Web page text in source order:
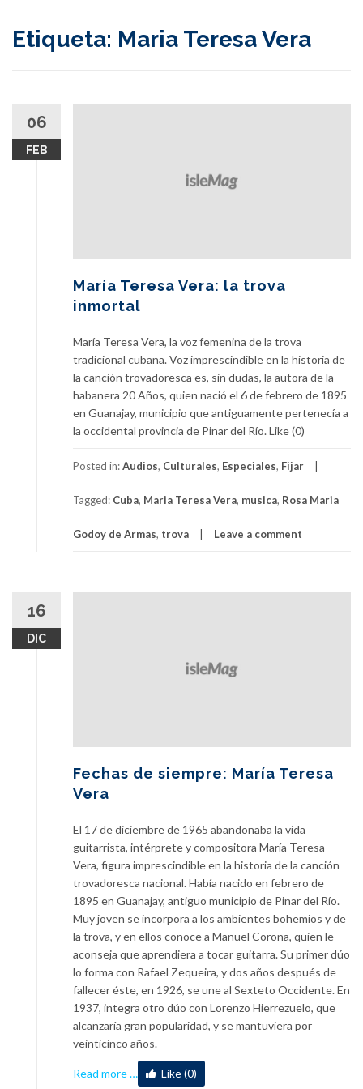
Etiqueta: Maria Teresa Vera
06
FEB
María Teresa Vera: la trova
inmortal
María Teresa Vera, la voz femenina de la trova
tradicional cubana. Voz imprescindible en la historia de
la canción trovadoresca es, sin dudas, la autora de la
habanera 20 Años, quien nació el 6 de febrero de 1895
en Guanajay, municipio que antiguamente pertenecía a
la occidental provincia de Pinar del Río. Like (0)
Posted in:Audios, Culturales, Especiales, Fijar
Tagged: Cuba, Maria Teresa Vera, musica, Rosa Maria
Godoy de Armas, trova Leave a comment
16
DIC
Fechas de siempre: María Teresa
Vera
El 17 de diciembre de 1965 abandonaba la vida
guitarrista, intérprete y compositora María Teresa
Vera, figura imprescindible en la historia de la canción
trovadoresca nacional. Había nacido en febrero de
1895 en Guanajay, antiguo municipio de Pinar del Río.
Muy joven se incorpora a los ambientes bohemios y de
la trova, y en ellos conoce a Manuel Corona, quien le
aconseja que aprendiera a tocar guitarra. Su primer dúo
lo forma con Rafael Zequeira, y dos años después de
fallecer éste, en 1926, se une al Sexteto Occidente. En
1937, integra otro dúo con Lorenzo Hierrezuelo, que
alcanzaría gran popularidad, y se mantuviera por
veinticinco años.
Read more
about
Fechas
… Like (0)